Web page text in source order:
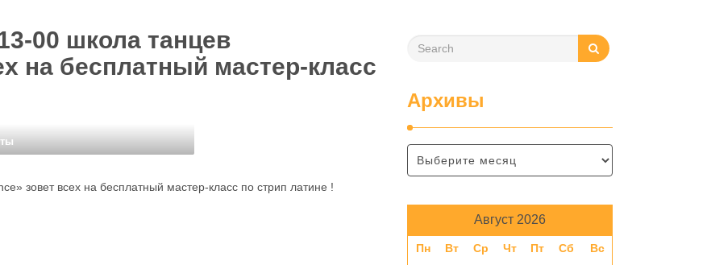
00 школа танцев
на бесплатный мастер-класс
зовет всех на бесплатный мастер-класс по стрип латине !
Архивы
Август 2026
Пн Вт Ср Чт Пт Сб
Вс